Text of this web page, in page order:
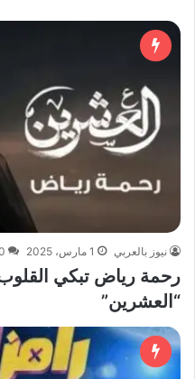
نيوز بالعربي 1 مارس، 2025
رحمة رياض تبكي
“العشرين”